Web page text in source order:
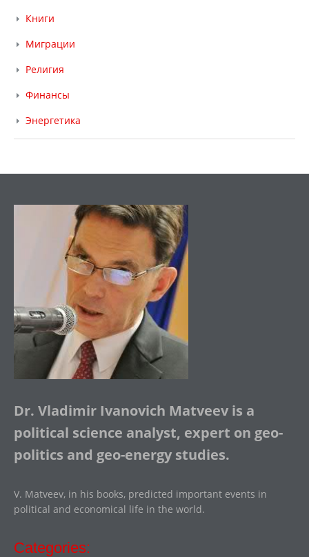
Книги
Миграции
Религия
Финансы
Энергетика
Dr. Vladimir Ivanovich Matveev is a
political science analyst, expert on geo-
politics and geo-energy studies.
V. Matveev, in his books, predicted important events in
political and economical life in the world.
Categories: